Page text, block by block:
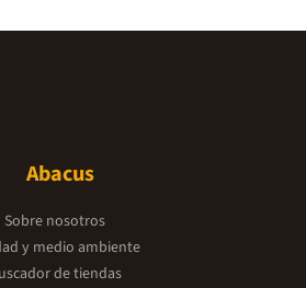
Abacus
Sobre nosotros
y medio ambiente
de tiendas